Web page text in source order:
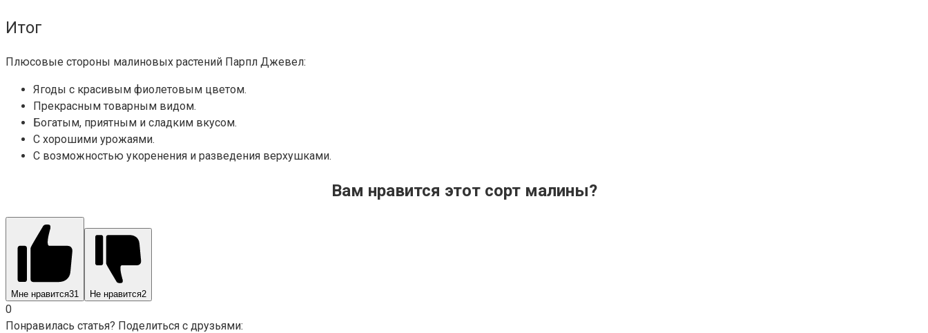
Итог
Плюсовые стороны малиновых растений Парпл Джевел:
Ягоды с красивым фиолетовым цветом.
Прекрасным товарным видом.
Богатым, приятным и сладким вкусом.
С хорошими урожаями.
С возможностью укоренения и разведения верхушками.
Вам нравится этот сорт малины?
Мне нравится31 Не нравится2
0
Понравилась статья? Поделиться с друзьями: